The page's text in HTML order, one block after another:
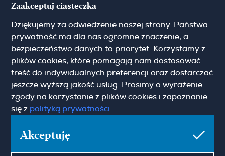
Zgoda marketingowa Pokaż więcej
Hamilton May Warszawa
Zaakceptuj ciasteczka
Dziękujemy za odwiedzenie naszej strony. Państwa
prywatność ma dla nas ogromne znaczenie, a
bezpieczeństwo danych to priorytet. Korzystamy z
plików cookies, które pomagają nam dostosować
treść do indywidualnych preferencji oraz dostarczać
jeszcze wyższą jakość usług. Prosimy o wyrażenie
zgody na korzystanie z plików cookies i zapoznanie
się z polityką prywatności
Akceptuję